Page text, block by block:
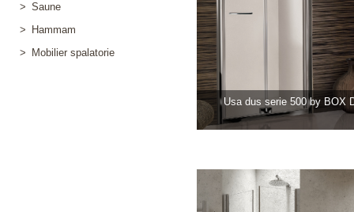
> Saune
>
Hammam
>
Mobilier spalatorie
Usa dus serie 500 by BOX